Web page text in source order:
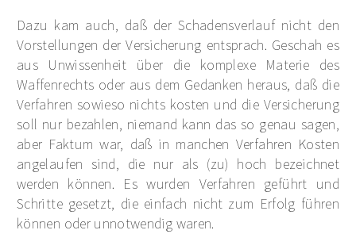
Dazu kam auch, daß der Schadensverlauf nicht den
Vorstellungen der Versicherung entsprach. Geschah es
aus Unwissenheit über die komplexe Materie des
Waffenrechts oder aus dem Gedanken heraus, daß die
Verfahren sowieso nichts kosten und die Versicherung
soll nur bezahlen, niemand kann das so genau sagen,
aber Faktum war, daß in manchen Verfahren Kosten
angelaufen sind, die nur als (zu) hoch bezeichnet
werden können. Es wurden Verfahren geführt und
Schritte gesetzt, die einfach nicht zum Erfolg führen
können oder unnotwendig waren.